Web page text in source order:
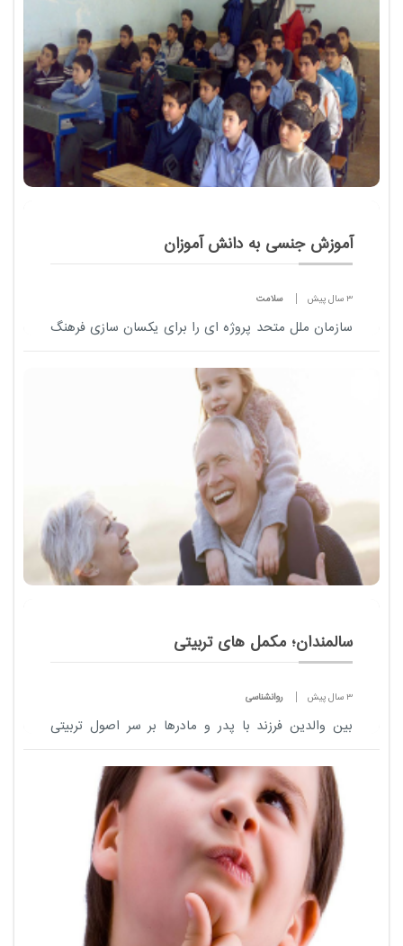
خود بایگانی کنیم
آموزش جنسی به دانش آموزان
3 سال پیش سلامت
سازمان ملل متحد پروژه ای را برای یکسان سازی فرهنگ
کشور از جمله ایران این سند را تصوی...
سالمندان؛ مکمل های تربیتی
3 سال پیش روانشناسی
بین والدین فرزند با پدر و مادرها بر سر اصول تربیتی
فرزند خودشان را گاهی دعوا هم کنند یا به او تشر بزنند
اما پدر بزرگ و مادربزرگ ها آنقدر نوه...